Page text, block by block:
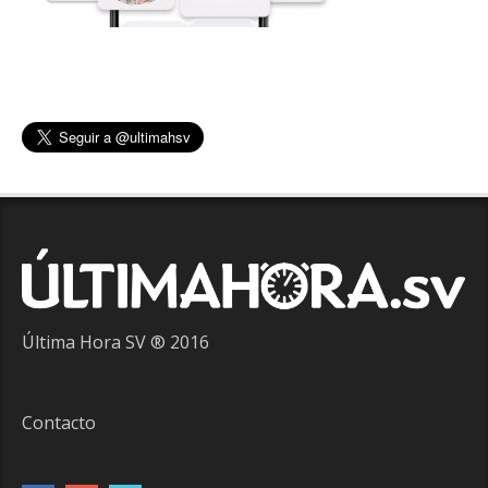
Última Hora SV ® 2016
Contacto